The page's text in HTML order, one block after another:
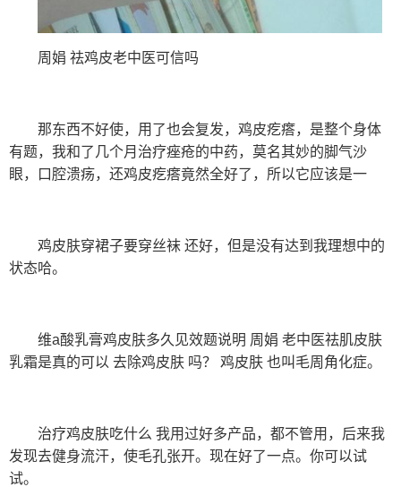
周娟 祛鸡皮老中医可信吗
那东西不好使，用了也会复发，鸡皮疙瘩，是整个身体
有题，我和了几个月治疗痤疮的中药，莫名其妙的脚气沙
眼，口腔溃疡，还鸡皮疙瘩竟然全好了，所以它应该是一
鸡皮肤穿裙子要穿丝袜 还好，但是没有达到我理想中的
状态哈。
维a酸乳膏鸡皮肤多久见效题说明 周娟 老中医祛肌皮肤
乳霜是真的可以 去除鸡皮肤 吗？ 鸡皮肤 也叫毛周角化症。
治疗鸡皮肤吃什么 我用过好多产品，都不管用，后来我
发现去健身流汗，使毛孔张开。现在好了一点。你可以试
试。